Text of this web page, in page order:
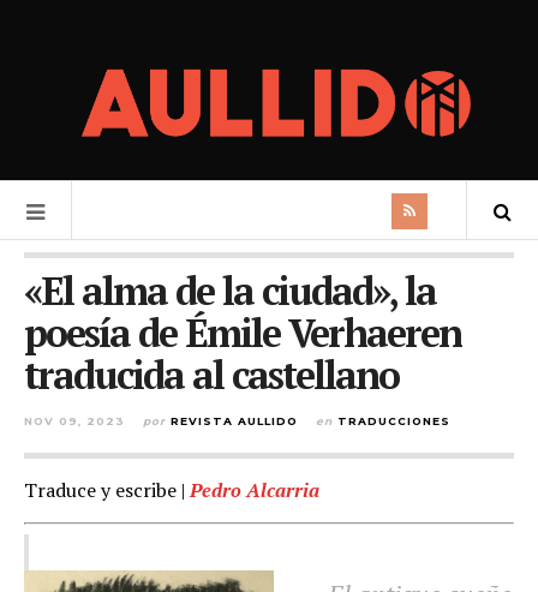
«El alma de la ciudad», la
poesía de Émile Verhaeren
traducida al castellano
NOV 09, 2023 por REVISTA AULLIDO en TRADUCCIONES
Traduce y escribe |Pedro Alcarria